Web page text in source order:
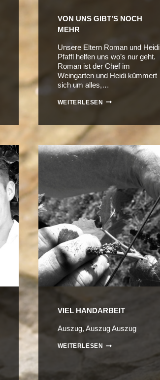
VON UNS GIBT’S NOCH
MEHR
Unsere Eltern Roman und Heidi
Pfaffl helfen uns wo’s nur geht.
Roman ist der Chef im
Weingarten und Heidi kümmert
sich um alles,…
WEITERLESEN VON
VIEL HANDARBEIT
Auszug, Auszug Auszug
WEITERLESEN
VIEL